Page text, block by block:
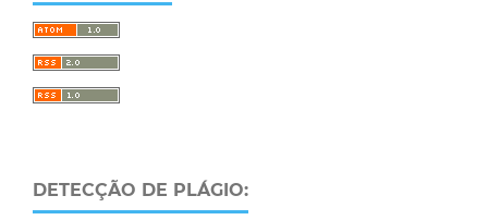
DETECÇÃO DE PLÁGIO: